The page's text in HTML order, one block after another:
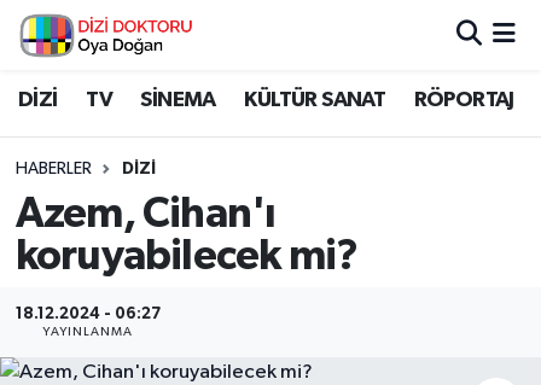
DİZİ TV SİNEMA KÜLTÜR SANAT RÖPORTAJ
HABERLER DİZİ
Azem, Cihan'ı
koruyabilecek mi?
18.12.2024 - 06:27
YAYINLANMA
İstanbul Nöbetçi Eczaneler
İstanbul Namaz Vakitleri
İstanbul Trafik Yoğunluk Haritası
Süper Lig Puan Durumu ve Fikstür